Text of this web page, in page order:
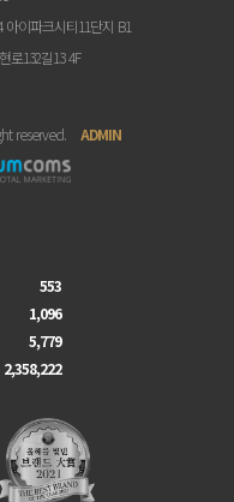
이파크시티11단지 B1
로132길13 4F
reserved. ADMIN
553
1,096
5,779
2,358,222